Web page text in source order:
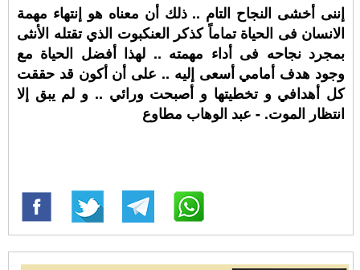
إننى أخشى النجاح التام .. ذلك أن معناه هو إنتهاء مهمة
الانسان فى الحياة تماماً كذكر العنكبوت الذي تقتله الأنثى
بمجرد نجاحه فى أداء مهمته .. لهذا أفضل الحياة مع
وجود هدف أمامي أسعى إليه .. على أن أكون قد حققت
كل أهدافي و تخطيتها و أصبحت ورائي .. و لم يبق إلا
انتظار الموت. - عبد الوهاب مطاوع